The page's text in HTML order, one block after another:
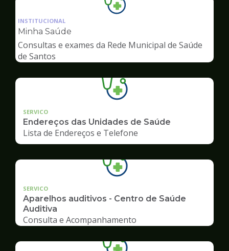
Ilustração
da
de
Saúde
INSTITUCIONAL
Minha Saúde
Consultas e exames da Rede Municipal de Saúde
de Santos
SERVICO
Endereços das Unidades de Saúde
Lista de Endereços e Telefone
SERVICO
Aparelhos auditivos - Centro de Saúde
Auditiva
Consulta e Acompanhamento